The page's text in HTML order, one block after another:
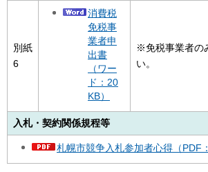
別紙
6
消費税
免税事
業者申
出書
（ワー
ド：20
KB）
※免税事業者の
い。
入札・契約関係規程等
札幌市競争入札参加者心得（PDF